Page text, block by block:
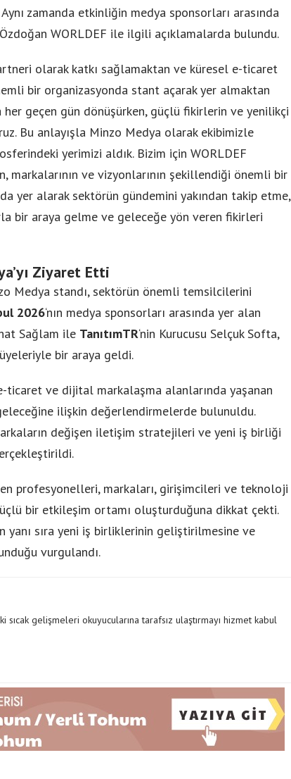
zamanda etkinliğin medya sponsorları arasında
WORLDEF ile ilgili açıklamalarda bulundu.
olarak katkı sağlamaktan ve küresel e-ticaret
bir organizasyonda stant açarak yer almaktan
geçen gün dönüşürken, güçlü fikirlerin ve yenilikçi
Bu anlayışla Minzo Medya olarak ekibimizle
yerimizi aldık. Bizim için WORLDEF
ve vizyonlarının şekillendiği önemli bir
yer alarak sektörün gündemini yakından takip etme,
bir araya gelme ve geleceğe yön veren fikirleri
Ziyaret Etti
Medya standı, sektörün önemli temsilcilerini
2026‘nın medya sponsorları arasında yer alan
Sağlam ile TanıtımTR‘nin Kurucusu Selçuk Softa,
bir araya geldi.
ticaret ve dijital markalaşma alanlarında yaşanan
ilişkin değerlendirmelerde bulunuldu.
değişen iletişim stratejileri ve yeni iş birliği
profesyonelleri, markaları, girişimcileri ve teknoloji
bir etkileşim ortamı oluşturduğuna dikkat çekti.
yanı sıra yeni iş birliklerinin geliştirilmesine ve
vurgulandı.
gelişmeleri okuyucularına tarafsız ulaştırmayı hizmet kabul
Birikim Pilleri, 20 Yılı Aşkın